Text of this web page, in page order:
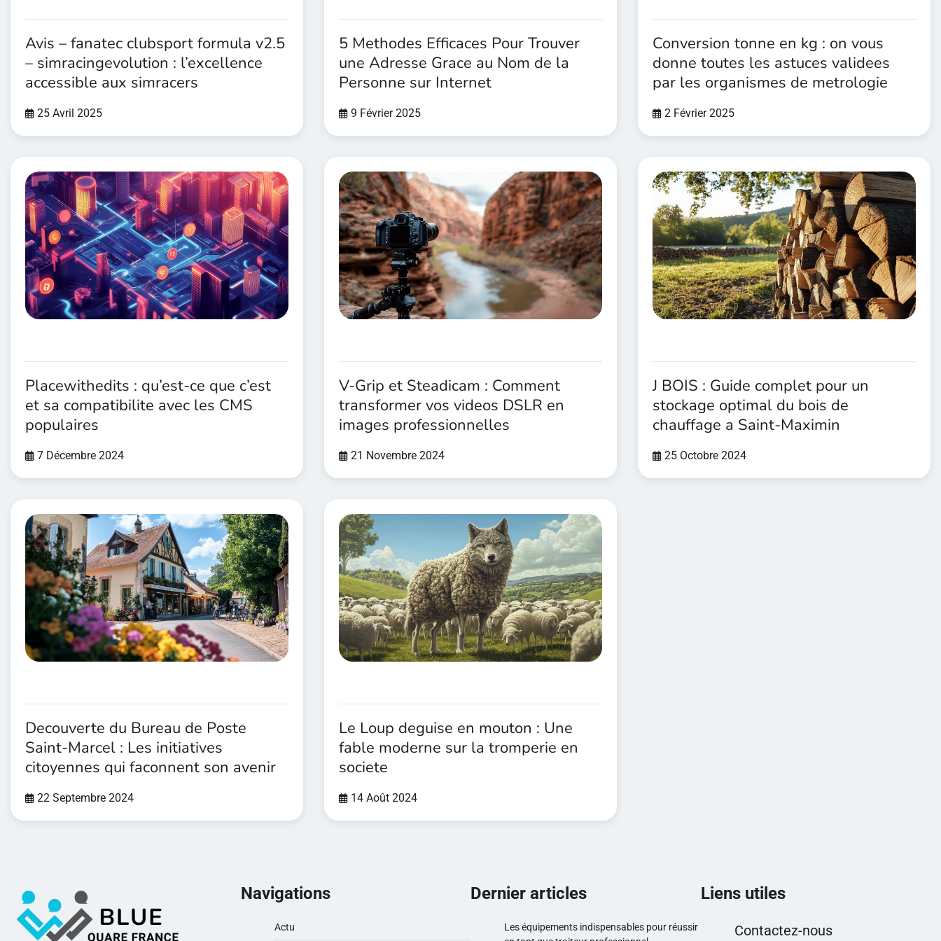
Avis – fanatec clubsport formula v2.5
– simracingevolution : l’excellence
accessible aux simracers
25 Avril 2025
5 Methodes Efficaces Pour Trouver
une Adresse Grace au Nom de la
Personne sur Internet
9 Février 2025
Conversion tonne en kg : on vous
donne toutes les astuces validees
par les organismes de metrologie
2 Février 2025
Placewithedits : qu’est-ce que c’est
et sa compatibilite avec les CMS
populaires
7 Décembre 2024
V-Grip et Steadicam : Comment
transformer vos videos DSLR en
images professionnelles
21 Novembre 2024
J BOIS : Guide complet pour un
stockage optimal du bois de
chauffage a Saint-Maximin
25 Octobre 2024
Decouverte du Bureau de Poste
Saint-Marcel : Les initiatives
citoyennes qui faconnent son avenir
22 Septembre 2024
Le Loup deguise en mouton : Une
fable moderne sur la tromperie en
societe
14 Août 2024
Navigations
Actu
Dernier articles
Les équipements indispensables pour réussir
Liens utiles
Contactez-nous